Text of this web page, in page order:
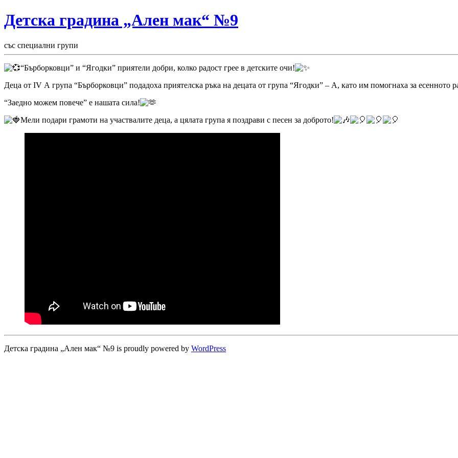
Детска градина „Ален мак“ №9
със специални групи
“Бърборковци” и “Ягодки” приятели добри, колко радост грее в детските очи!
Деца от IV А група “Бърборковци” подадоха приятелска ръка на децата от група “Ягодки” – А, като им помогнаха за есенното
“Заедно можем повече” е нашата сила!
Мели подари грамоти на участвалите деца, а цялата група я поздрави с песен за доброто!
Детска градина „Ален мак“ №9 is proudly powered by WordPress